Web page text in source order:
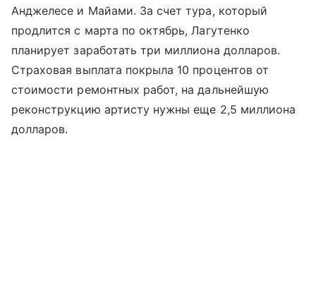
Анджелесе и Майами. За счет тура, который
продлится с марта по октябрь, Лагутенко
планирует заработать три миллиона долларов.
Страховая выплата покрыла 10 процентов от
стоимости ремонтных работ, на дальнейшую
реконструкцию артисту нужны еще 2,5 миллиона
долларов.